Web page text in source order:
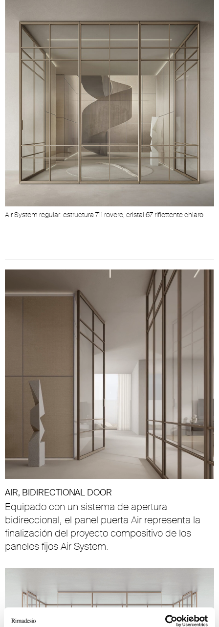
Air System regular: estructura 711 rovere, cristal 67 riflettente chiaro
Unmute
AIR, BIDIRECTIONAL DOOR
Equipado con un sistema de apertura
bidireccional, el panel puerta Air representa la
finalización del proyecto compositivo de los
paneles fijos Air System.